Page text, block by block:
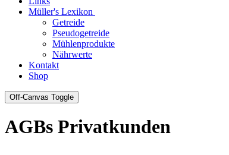
Müller's Lexikon
Getreide
Pseudogetreide
Mühlenprodukte
Nährwerte
Kontakt
Shop
Off-Canvas Toggle
AGBs Privatkunden